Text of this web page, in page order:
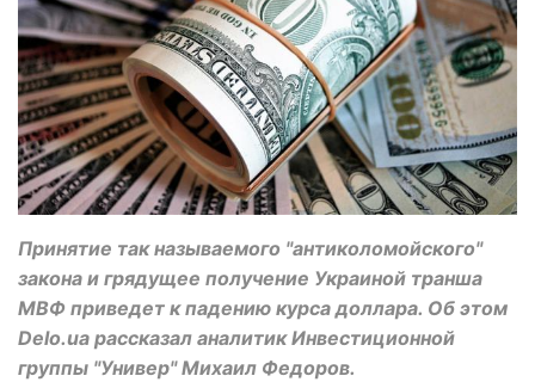
Принятие так называемого "антиколомойского"
закона и грядущее получение Украиной транша
МВФ приведет к падению курса доллара. Об этом
Delo.ua рассказал аналитик Инвестиционной
группы "Универ" Михаил Федоров.